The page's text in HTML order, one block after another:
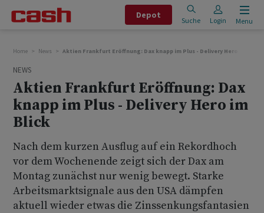
Depot
Suche Login Menu
Home News Aktien Frankfurt Eröffnung: Dax knapp im Plus - Delivery Hero im Blick
NEWS
Aktien Frankfurt Eröffnung: Dax
knapp im Plus - Delivery Hero im
Blick
Nach dem kurzen Ausflug auf ein Rekordhoch
vor dem Wochenende zeigt sich der Dax am
Montag zunächst nur wenig bewegt. Starke
Arbeitsmarktsignale aus den USA dämpfen
aktuell wieder etwas die Zinssenkungsfantasien